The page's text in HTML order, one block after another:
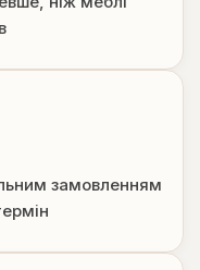
замовленням